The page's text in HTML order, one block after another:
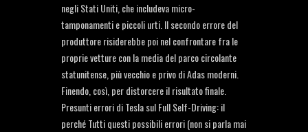
negli Stati Uniti, che includeva micro-
tamponamenti e piccoli urti. Il secondo errore del
produttore risiderebbe poi nel confrontare fra le
proprie vetture con la media del parco circolante
statunitense, più vecchio e privo di Adas moderni.
Finendo, così, per distorcere il risultato finale.
Presunti errori di Tesla sul Full Self-Driving: il
perché Tutti questi possibili errori (non si parla mai